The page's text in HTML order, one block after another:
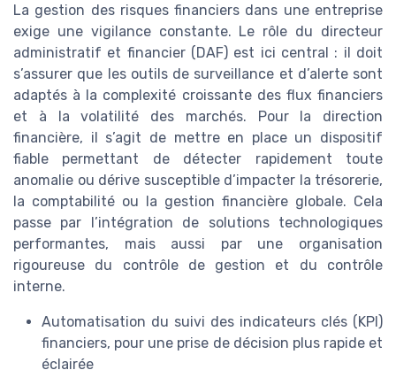
La gestion des risques financiers dans une entreprise
exige une vigilance constante. Le rôle du directeur
administratif et financier (DAF) est ici central : il doit
s’assurer que les outils de surveillance et d’alerte sont
adaptés à la complexité croissante des flux financiers
et à la volatilité des marchés. Pour la direction
financière, il s’agit de mettre en place un dispositif
fiable permettant de détecter rapidement toute
anomalie ou dérive susceptible d’impacter la trésorerie,
la comptabilité ou la gestion financière globale. Cela
passe par l’intégration de solutions technologiques
performantes, mais aussi par une organisation
rigoureuse du contrôle de gestion et du contrôle
interne.
Automatisation du suivi des indicateurs clés (KPI)
financiers, pour une prise de décision plus rapide et
éclairée